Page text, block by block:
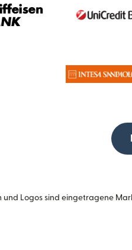
und Logos sind eingetragene